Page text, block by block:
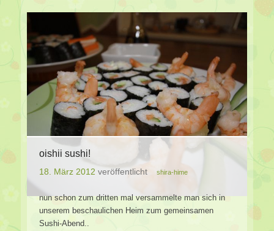
oishii sushi!
18. März 2012 veröffentlicht shira-hime
nun schon zum dritten mal versammelte man sich in
unserem beschaulichen Heim zum gemeinsamen
Sushi-Abend..